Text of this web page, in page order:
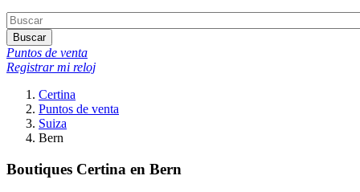
Buscar
Puntos de venta
Registrar mi reloj
Certina
Puntos de venta
Suiza
Bern
Boutiques Certina en Bern